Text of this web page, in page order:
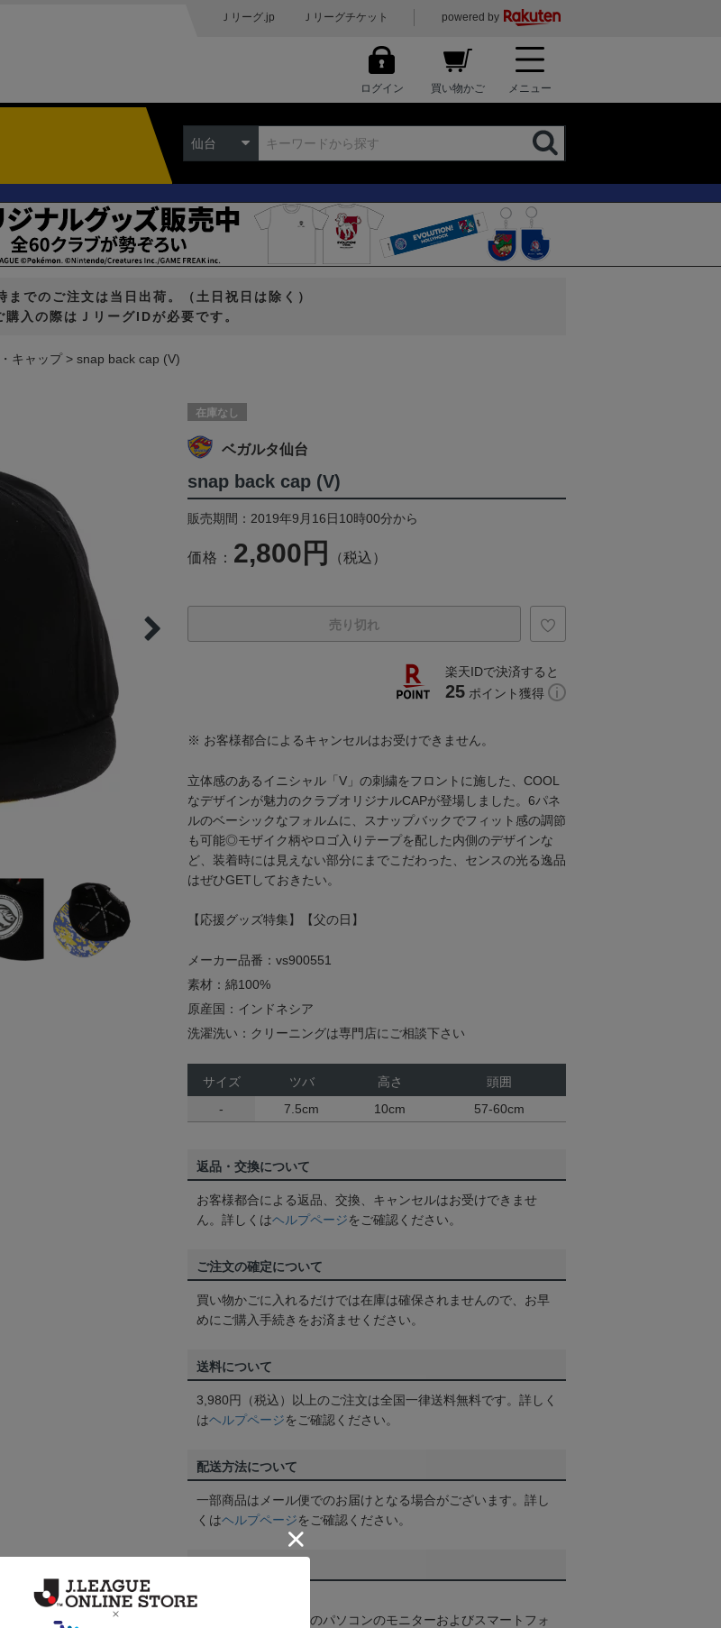
Ｊリーグ.jp Ｊリーグチケット powered by
ログイン 買い物かご メニュー
仙台
までのご注文は当日出荷。（土日祝日は除く）
購入の際はＪリーグIDが必要です。
キャップ snap back cap (V)
在庫なし
ベガルタ仙台
snap back cap (V)
販売期間：2019年9月16日10時00分から
価格： 2,800円 （税込）
売り切れ
楽天IDで決済すると
25 ポイント獲得
※ お客様都合によるキャンセルはお受けできません。
立体感のあるイニシャル「V」の刺繍をフロントに施した、COOL
なデザインが魅力のクラブオリジナルCAPが登場しました。6パネ
ルのベーシックなフォルムに、スナップバックでフィット感の調節
も可能◎モザイク柄やロゴ入りテープを配した内側のデザインな
ど、装着時には見えない部分にまでこだわった、センスの光る逸品
はぜひGETしておきたい。
【応援グッズ特集】【父の日】
メーカー品番：vs900551
素材：綿100%
原産国：インドネシア
洗濯洗い：クリーニングは専門店にご相談下さい
サイズ ツバ 高さ
頭囲
-
7.5cm 10cm 57-60cm
返品・交換について
お客様都合による返品、交換、キャンセルはお受けできませ
ん。詳しくはヘルプページをご確認ください。
ご注文の確定について
買い物かごに入れるだけでは在庫は確保されませんので、お早
めにご購入手続きをお済ませください。
送料について
3,980円（税込）以上のご注文は全国一律送料無料です。詳しく
はヘルプページをご確認ください。
配送方法について
一部商品はメール便でのお届けとなる場合がございます。詳し
くはヘルプページをご確認ください。
【カラーについて】
商品画像は、お使いのパソコンのモニターおよびスマートフォ